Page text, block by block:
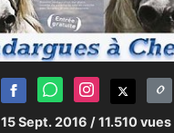
15 Sept. 2016 / 11.510 vues